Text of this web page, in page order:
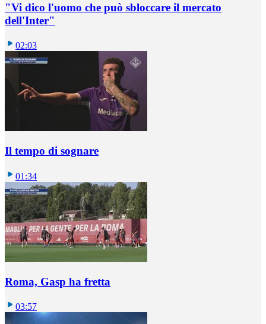
"Vi dico l'uomo che può sbloccare il mercato
dell'Inter"
02:03
Il tempo di sognare
01:34
Roma, Gasp ha fretta
03:57